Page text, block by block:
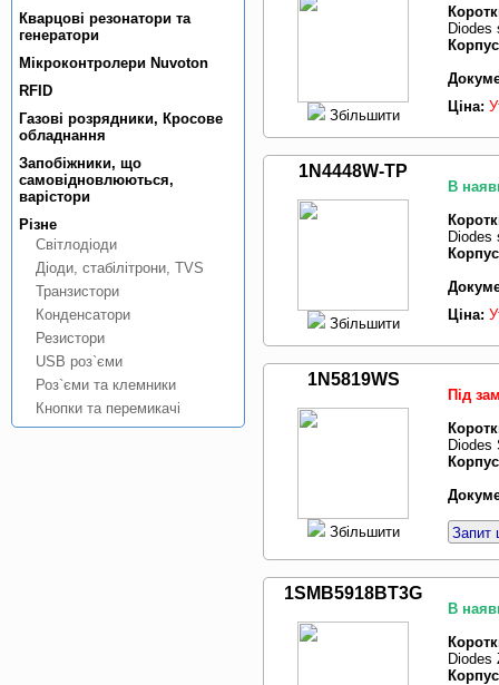
Кварцовi резонатори та
генератори
Мiкроконтролери Nuvoton
RFID
Газовi розрядники, Кросове
обладнання
Запобiжники, що
самовiдновлюються,
варiстори
Рiзне
Свiтлодiоди
Дiоди, стабiлiтрони, TVS
Транзистори
Конденсатори
Резистори
USB роз`єми
Роз`єми та клемники
Кнопки та перемикачi
Збільшити
Diodes
Ціна:
1N4448W-TP
Збільшити
В
Diodes
Ціна:
1N5819WS
Збільшити
Під
Diodes
Запит
1SMB5918BT3G
В
Diodes